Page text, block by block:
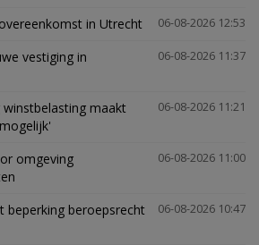
06-08-2026 12:53
in Utrecht
06-08-2026 11:37
vestiging in
06-08-2026 11:21
maakt
06-08-2026 11:00
omgeving
06-08-2026 10:47
beperking beroepsrecht